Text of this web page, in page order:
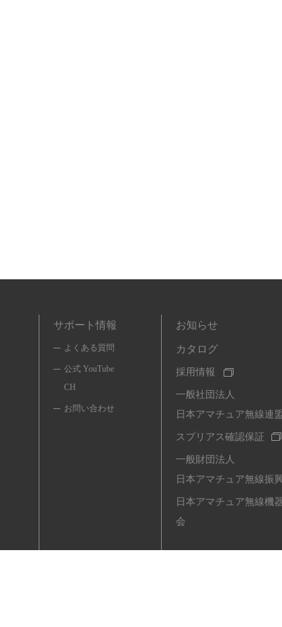
サポート情報
よくある質問
公式 YouTube
CH
お問い合わせ
お知らせ
カタログ
採用情報
一般社団法人
日本アマチュア無線連
スプリアス確認保証
一般財団法人
日本アマチュア無線振
日本アマチュア無線機
会